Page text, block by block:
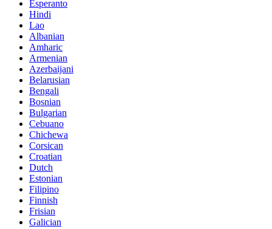
Esperanto
Hindi
Lao
Albanian
Amharic
Armenian
Azerbaijani
Belarusian
Bengali
Bosnian
Bulgarian
Cebuano
Chichewa
Corsican
Croatian
Dutch
Estonian
Filipino
Finnish
Frisian
Galician